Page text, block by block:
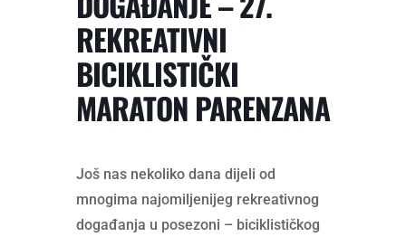
REKREATIVNI
BICIKLISTIČKI
MARATON PARENZANA
Još nas nekoliko dana dijeli od
mnogima najomiljenijeg rekreativnog
događanja u posezoni – biciklističkog